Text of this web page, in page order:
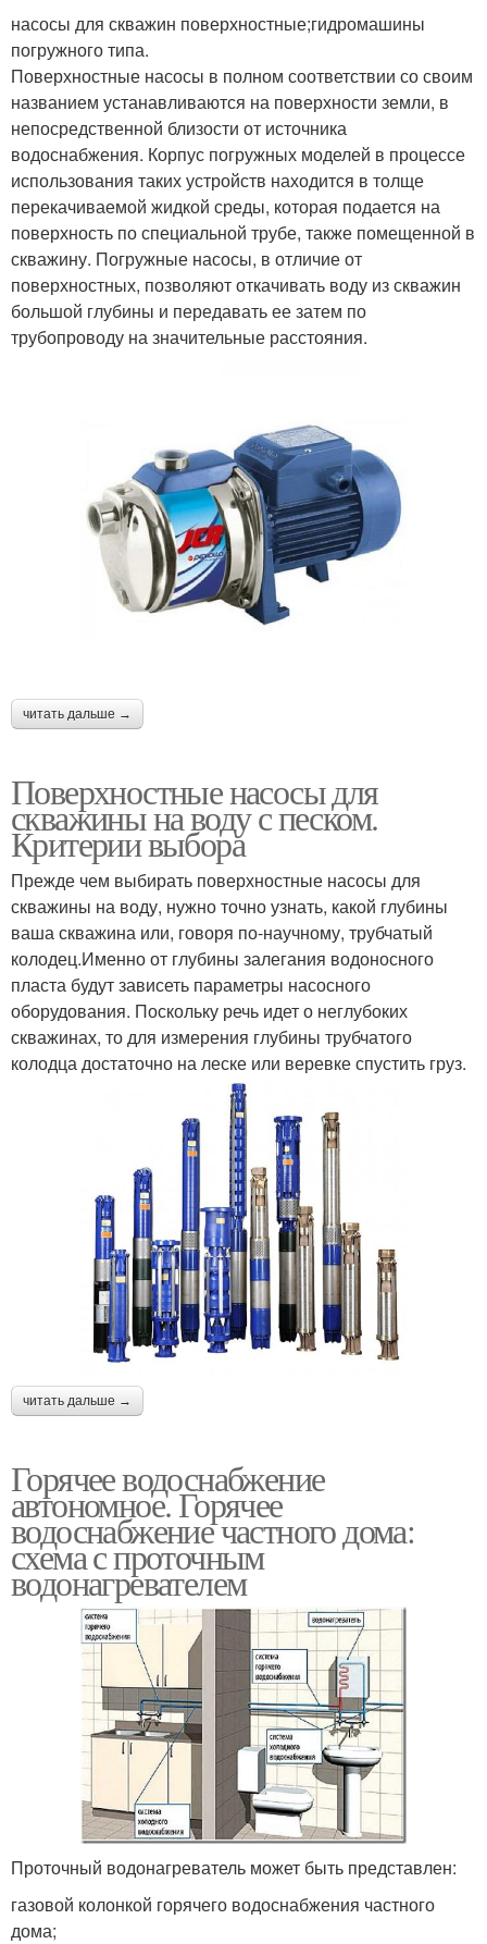
насосы для скважин поверхностные;гидромашины
погружного типа.
Поверхностные насосы в полном соответствии со своим
названием устанавливаются на поверхности земли, в
непосредственной близости от источника
водоснабжения. Корпус погружных моделей в процессе
использования таких устройств находится в толще
перекачиваемой жидкой среды, которая подается на
поверхность по специальной трубе, также помещенной в
скважину. Погружные насосы, в отличие от
поверхностных, позволяют откачивать воду из скважин
большой глубины и передавать ее затем по
трубопроводу на значительные расстояния.
читать дальше →
Поверхностные насосы для
скважины на воду с песком.
Критерии выбора
Прежде чем выбирать поверхностные насосы для
скважины на воду, нужно точно узнать, какой глубины
ваша скважина или, говоря по-научному, трубчатый
колодец.Именно от глубины залегания водоносного
пласта будут зависеть параметры насосного
оборудования. Поскольку речь идет о неглубоких
скважинах, то для измерения глубины трубчатого
колодца достаточно на леске или веревке спустить груз.
читать дальше →
Горячее водоснабжение
автономное. Горячее
водоснабжение частного дома:
схема с проточным
водонагревателем
Проточный водонагреватель может быть представлен:
газовой колонкой горячего водоснабжения частного
дома;